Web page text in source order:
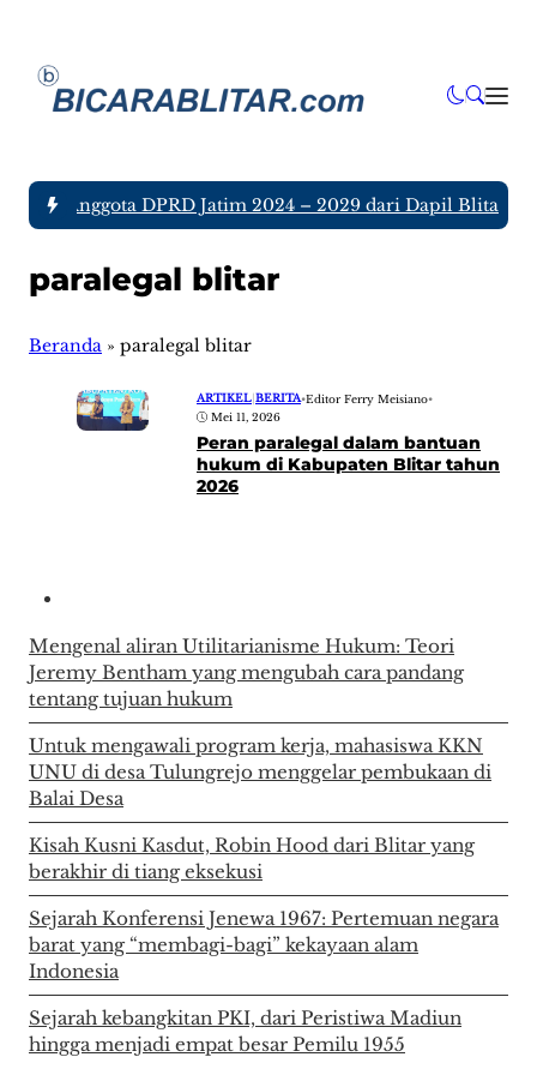
tujuh Anggota DPRD Jatim 2024 – 2029 dari Dapil Blitar
paralegal blitar
Beranda » paralegal blitar
ARTIKEL BERITA•Editor Ferry Meisiano•
Mei 11, 2026
Peran paralegal dalam bantuan
hukum di Kabupaten Blitar tahun
2026
Mengenal aliran Utilitarianisme Hukum: Teori
Jeremy Bentham yang mengubah cara pandang
tentang tujuan hukum
Untuk mengawali program kerja, mahasiswa KKN
UNU di desa Tulungrejo menggelar pembukaan di
Balai Desa
Kisah Kusni Kasdut, Robin Hood dari Blitar yang
berakhir di tiang eksekusi
Sejarah Konferensi Jenewa 1967: Pertemuan negara
barat yang “membagi-bagi” kekayaan alam
Indonesia
Sejarah kebangkitan PKI, dari Peristiwa Madiun
hingga menjadi empat besar Pemilu 1955